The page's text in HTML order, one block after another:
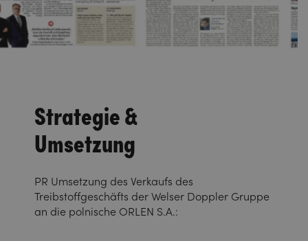
Strategie &
Umsetzung
PR Umsetzung des Verkaufs des
Treibstoffgeschäfts der Welser Doppler Gruppe
an die polnische ORLEN S.A.: